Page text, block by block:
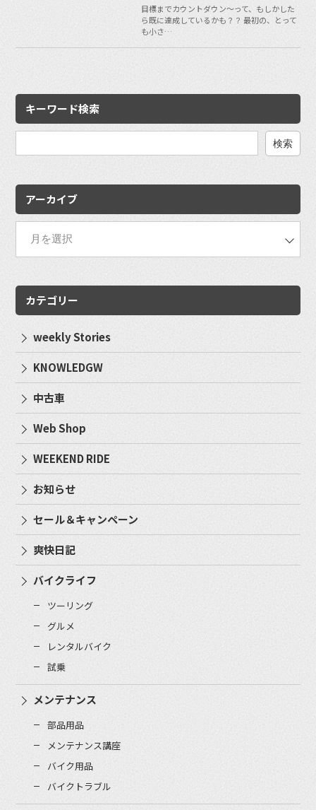
目標までカウントダウン〜って、もしかした
ら既に達成しているかも？？ 最初の、とって
も小さ…
キーワード検索
アーカイブ
カテゴリー
weekly Stories
KNOWLEDGW
中古車
Web Shop
WEEKEND RIDE
お知らせ
セール＆キャンペーン
爽快日記
バイクライフ
ツーリング
グルメ
レンタルバイク
試乗
メンテナンス
部品用品
メンテナンス講座
バイク用品
バイクトラブル